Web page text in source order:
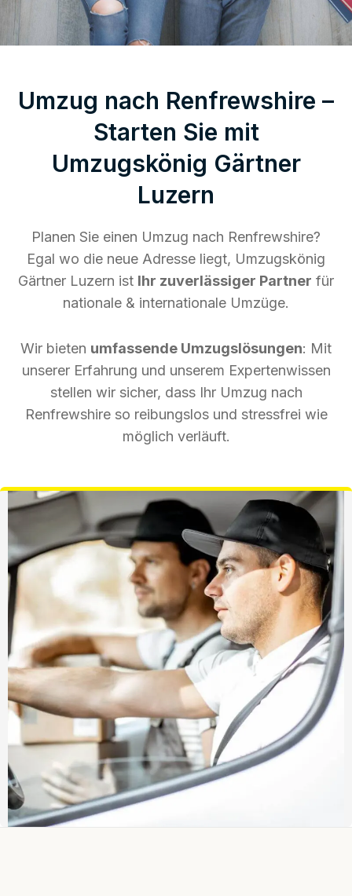
Umzug nach Renfrewshire –
Starten Sie mit
Umzugskönig Gärtner
Luzern
Planen Sie einen Umzug nach Renfrewshire?
Egal wo die neue Adresse liegt, Umzugskönig
Gärtner Luzern ist Ihr zuverlässiger Partner für
nationale & internationale Umzüge.
Wir bieten umfassende Umzugslösungen: Mit
unserer Erfahrung und unserem Expertenwissen
stellen wir sicher, dass Ihr Umzug nach
Renfrewshire so reibungslos und stressfrei wie
möglich verläuft.